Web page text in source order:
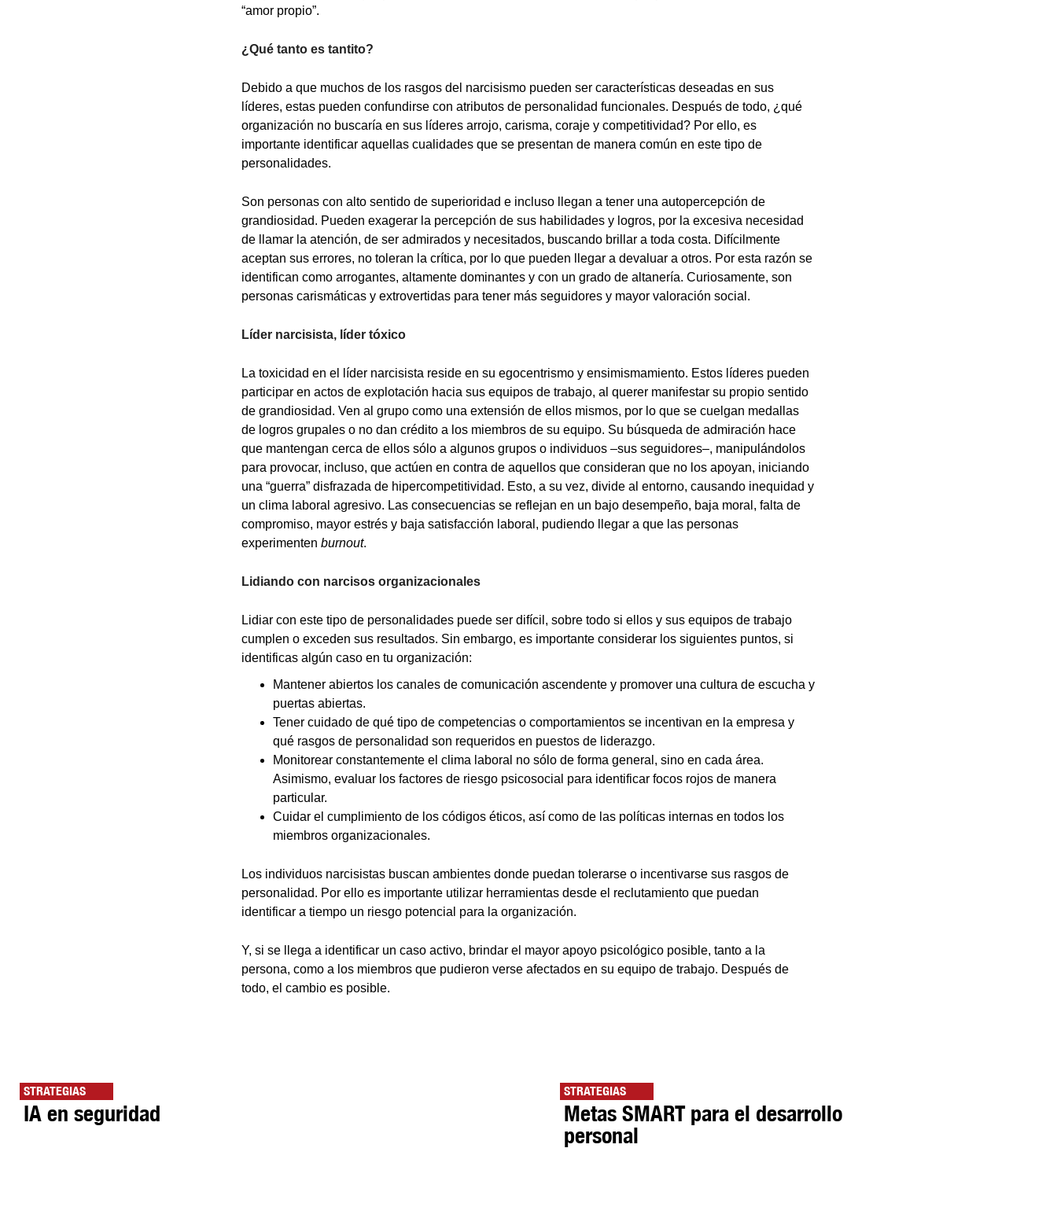
“amor propio”.
¿Qué tanto es tantito?
Debido a que muchos de los rasgos del narcisismo pueden ser características deseadas en sus
líderes, estas pueden confundirse con atributos de personalidad funcionales. Después de todo, ¿qué
organización no buscaría en sus líderes arrojo, carisma, coraje y competitividad? Por ello, es
importante identificar aquellas cualidades que se presentan de manera común en este tipo de
personalidades.
Son personas con alto sentido de superioridad e incluso llegan a tener una autopercepción de
grandiosidad. Pueden exagerar la percepción de sus habilidades y logros, por la excesiva necesidad
de llamar la atención, de ser admirados y necesitados, buscando brillar a toda costa. Difícilmente
aceptan sus errores, no toleran la crítica, por lo que pueden llegar a devaluar a otros. Por esta razón se
identifican como arrogantes, altamente dominantes y con un grado de altanería. Curiosamente, son
personas carismáticas y extrovertidas para tener más seguidores y mayor valoración social.
Líder narcisista, líder tóxico
La toxicidad en el líder narcisista reside en su egocentrismo y ensimismamiento. Estos líderes pueden
participar en actos de explotación hacia sus equipos de trabajo, al querer manifestar su propio sentido
de grandiosidad. Ven al grupo como una extensión de ellos mismos, por lo que se cuelgan medallas
de logros grupales o no dan crédito a los miembros de su equipo. Su búsqueda de admiración hace
que mantengan cerca de ellos sólo a algunos grupos o individuos –sus seguidores–, manipulándolos
para provocar, incluso, que actúen en contra de aquellos que consideran que no los apoyan, iniciando
una “guerra” disfrazada de hipercompetitividad. Esto, a su vez, divide al entorno, causando inequidad y
un clima laboral agresivo. Las consecuencias se reflejan en un bajo desempeño, baja moral, falta de
compromiso, mayor estrés y baja satisfacción laboral, pudiendo llegar a que las personas
experimenten burnout.
Lidiando con narcisos organizacionales
Lidiar con este tipo de personalidades puede ser difícil, sobre todo si ellos y sus equipos de trabajo
cumplen o exceden sus resultados. Sin embargo, es importante considerar los siguientes puntos, si
identificas algún caso en tu organización:
Mantener abiertos los canales de comunicación ascendente y promover una cultura de escucha y
puertas abiertas.
Tener cuidado de qué tipo de competencias o comportamientos se incentivan en la empresa y
qué rasgos de personalidad son requeridos en puestos de liderazgo.
Monitorear constantemente el clima laboral no sólo de forma general, sino en cada área.
Asimismo, evaluar los factores de riesgo psicosocial para identificar focos rojos de manera
particular.
Cuidar el cumplimiento de los códigos éticos, así como de las políticas internas en todos los
miembros organizacionales.
Los individuos narcisistas buscan ambientes donde puedan tolerarse o incentivarse sus rasgos de
personalidad. Por ello es importante utilizar herramientas desde el reclutamiento que puedan
identificar a tiempo un riesgo potencial para la organización.
Y, si se llega a identificar un caso activo, brindar el mayor apoyo psicológico posible, tanto a la
persona, como a los miembros que pudieron verse afectados en su equipo de trabajo. Después de
todo, el cambio es posible.
STRATEGIAS
IA en seguridad
STRATEGIAS
Metas SMART para el desarrollo
personal